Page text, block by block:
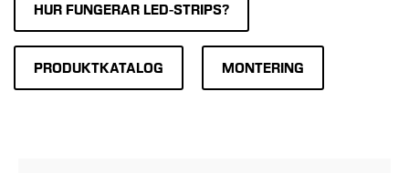
HUR FUNGERAR LED-STRIPS?
PRODUKTKATALOG MONTERING